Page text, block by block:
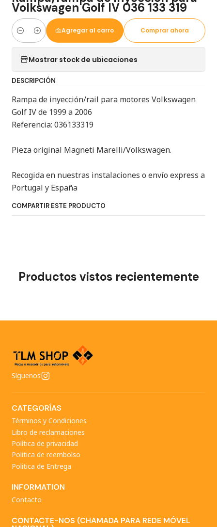
Volkswagen Golf IV 036 133 319
Cantidad
Agregar al carro Comprar ahora
Mostrar stock de ubicaciones
DESCRIPCIÓN
Rampa de inyección/rail para motores Volkswagen
Golf IV de 1999 a 2006
Referencia: 036133319
Pieza original Magneti Marelli/Volkswagen.
Recogida en nuestras instalaciones o envío express a
Portugal y España
COMPARTIR ESTE PRODUCTO
Productos vistos recientemente
Síguenos
CATEGORÍAS
Términos y Condiciones
Libro de reclamaciones
Política de privacidad
Politica de reembolso
Politica de Entrega
INFORMATION
Contacto
CONTACTE-NOS (CHAMADA PARA REDE MÓVEL